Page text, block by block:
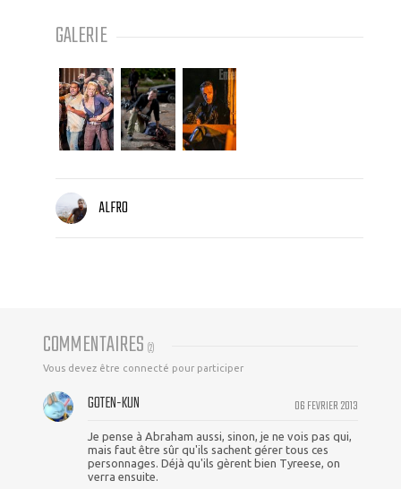
GALERIE
ALFRO
COMMENTAIRES (2)
Vous devez être connecté pour participer
06 FEVRIER 2013
GOTEN-KUN
Je pense à Abraham aussi, sinon, je ne vois pas qui,
mais faut être sûr qu'ils sachent gérer tous ces
personnages. Déjà qu'ils gèrent bien Tyreese, on
verra ensuite.